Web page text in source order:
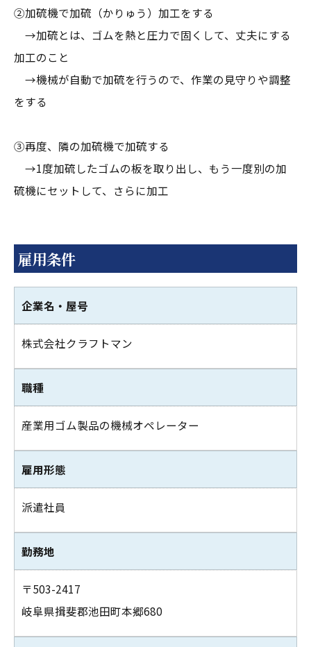
②加硫機で加硫（かりゅう）加工をする
→加硫とは、ゴムを熱と圧力で固くして、丈夫にする
加工のこと
→機械が自動で加硫を行うので、作業の見守りや調整
をする
③再度、隣の加硫機で加硫する
→1度加硫したゴムの板を取り出し、もう一度別の加
硫機にセットして、さらに加工
雇用条件
企業名・屋号
株式会社クラフトマン
職種
産業用ゴム製品の機械オペレーター
雇用形態
派遣社員
勤務地
〒503-2417
岐阜県揖斐郡池田町本郷680